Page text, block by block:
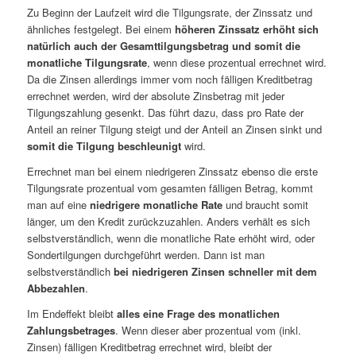
Zu Beginn der Laufzeit wird die Tilgungsrate, der Zinssatz und
ähnliches festgelegt. Bei einem höheren Zinssatz erhöht sich
natürlich auch der Gesamttilgungsbetrag und somit die
monatliche Tilgungsrate, wenn diese prozentual errechnet wird.
Da die Zinsen allerdings immer vom noch fälligen Kreditbetrag
errechnet werden, wird der absolute Zinsbetrag mit jeder
Tilgungszahlung gesenkt. Das führt dazu, dass pro Rate der
Anteil an reiner Tilgung steigt und der Anteil an Zinsen sinkt und
somit die Tilgung beschleunigtwird.
Errechnet man bei einem niedrigeren Zinssatz ebenso die erste
Tilgungsrate prozentual vom gesamten fälligen Betrag, kommt
man auf eine niedrigere monatliche Rateund braucht somit
länger, um den Kredit zurückzuzahlen. Anders verhält es sich
selbstverständlich, wenn die monatliche Rate erhöht wird, oder
Sondertilgungen durchgeführt werden. Dann ist man
selbstverständlich bei niedrigeren Zinsen schneller mit dem
Abbezahlen.
Im Endeffekt bleibt alles eine Frage des monatlichen
Zahlungsbetrages. Wenn dieser aber prozentual vom (inkl.
Zinsen) fälligen Kreditbetrag errechnet wird, bleibt der